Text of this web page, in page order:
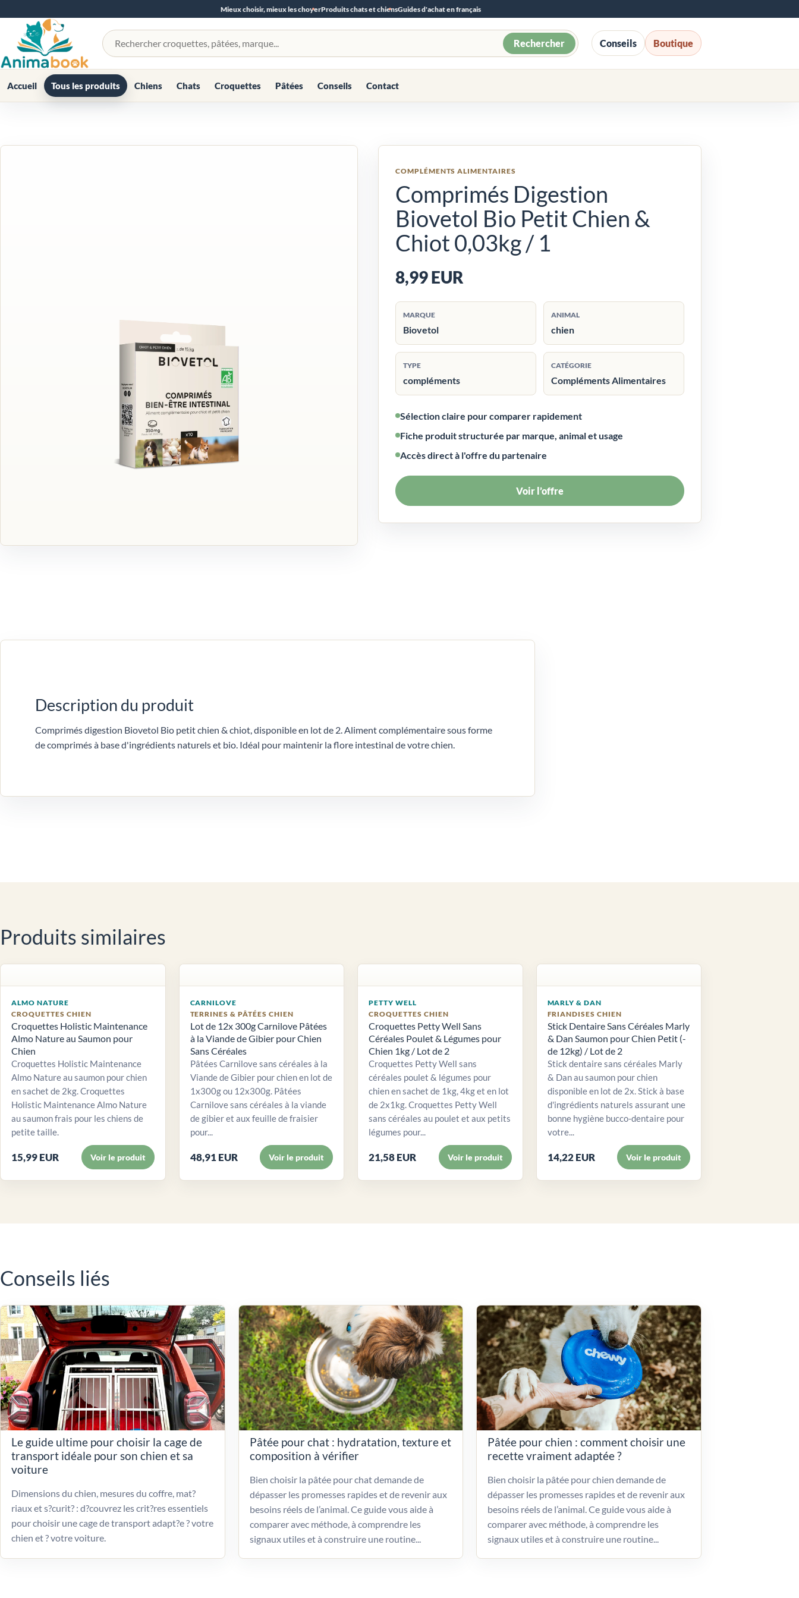
Mieux choisir, mieux les choyerProduits chats et chiensGuides d'achat en français
Rechercher un produit Rechercher Conseils Boutique
Accueil Tous les produits Chiens Chats Croquettes Pâtées Conseils Contact
COMPLÉMENTS ALIMENTAIRES
Comprimés Digestion
Biovetol Bio Petit Chien &
Chiot 0,03kg / 1
8,99 EUR
MARQUE
Biovetol
ANIMAL
chien
TYPE
compléments
CATÉGORIE
Compléments Alimentaires
Sélection claire pour comparer rapidement
Fiche produit structurée par marque, animal et usage
Accès direct à l'offre du partenaire
Voir l’offre
Description du produit
Comprimés digestion Biovetol Bio petit chien & chiot, disponible en lot de 2. Aliment complémentaire sous forme
de comprimés à base d'ingrédients naturels et bio. Idéal pour maintenir la flore intestinal de votre chien.
Produits similaires
ALMO NATURE
CROQUETTES CHIEN
Croquettes Holistic Maintenance
Almo Nature au Saumon pour
Chien
Croquettes Holistic Maintenance
Almo Nature au saumon pour chien
en sachet de 2kg. Croquettes
Holistic Maintenance Almo Nature
au saumon frais pour les chiens de
petite taille.
15,99 EUR Voir le produit
CARNILOVE
TERRINES & PÂTÉES CHIEN
Lot de 12x 300g Carnilove Pâtées
à la Viande de Gibier pour Chien
Sans Céréales
Pâtées Carnilove sans céréales à la
Viande de Gibier pour chien en lot de
1x300g ou 12x300g. Pâtées
Carnilove sans céréales à la viande
de gibier et aux feuille de fraisier
pour...
48,91 EUR Voir le produit
PETTY WELL
CROQUETTES CHIEN
Croquettes Petty Well Sans
Céréales Poulet & Légumes pour
Chien 1kg / Lot de 2
Croquettes Petty Well sans
céréales poulet & légumes pour
chien en sachet de 1kg, 4kg et en lot
de 2x1kg. Croquettes Petty Well
sans céréales au poulet et aux petits
légumes pour...
21,58 EUR Voir le produit
MARLY & DAN
FRIANDISES CHIEN
Stick Dentaire Sans Céréales Marly
& Dan Saumon pour Chien Petit (-
de 12kg) / Lot de 2
Stick dentaire sans céréales Marly
& Dan au saumon pour chien
disponible en lot de 2x. Stick à base
d'ingrédients naturels assurant une
bonne hygiène bucco-dentaire pour
votre...
14,22 EUR Voir le produit
Conseils liés
Le guide ultime pour choisir la cage de
transport idéale pour son chien et sa
voiture
Dimensions du chien, mesures du coffre, mat?
riaux et s?curit? : d?couvrez les crit?res essentiels
pour choisir une cage de transport adapt?e ? votre
chien et ? votre voiture.
Pâtée pour chat : hydratation, texture et
composition à vérifier
Bien choisir la pâtée pour chat demande de
dépasser les promesses rapides et de revenir aux
besoins réels de l’animal. Ce guide vous aide à
comparer avec méthode, à comprendre les
signaux utiles et à construire une routine...
Pâtée pour chien : comment choisir une
recette vraiment adaptée ?
Bien choisir la pâtée pour chien demande de
dépasser les promesses rapides et de revenir aux
besoins réels de l’animal. Ce guide vous aide à
comparer avec méthode, à comprendre les
signaux utiles et à construire une routine...